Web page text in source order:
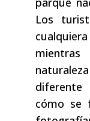
Los
mientras
cómo se